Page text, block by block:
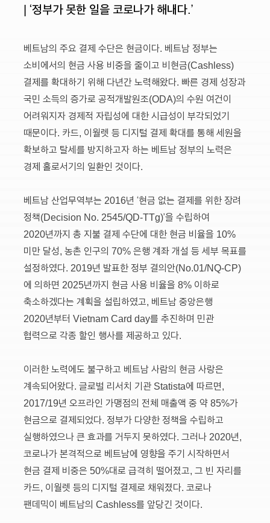
| ‘정부가 못한 일을 코로나가 해내다.’
베트남의 주요 결제 수단은 현금이다. 베트남 정부는
소비에서의 현금 사용 비중을 줄이고 비현금(Cashless)
결제를 확대하기 위해 다년간 노력해왔다. 빠른 경제 성장과
국민 소득의 증가로 공적개발원조(ODA)의 수원 여건이
어려워지자 경제적 자립성에 대한 시급성이 부각되었기
때문이다. 카드, 이월렛 등 디지털 결제 확대를 통해 세원을
확보하고 탈세를 방지하고자 하는 베트남 정부의 노력은
경제 홀로서기의 일환인 것이다.
베트남 산업무역부는 2016년 ‘현금 없는 결제를 위한 장려
정책(Decision No. 2545/QD-TTg)’을 수립하여
2020년까지 총 지불 결제 수단에 대한 현금 비율을 10%
미만 달성, 농촌 인구의 70% 은행 계좌 개설 등 세부 목표를
설정하였다. 2019년 발표한 정부 결의안(No.01/NQ-CP)
에 의하면 2025년까지 현금 사용 비율을 8% 이하로
축소하겠다는 계획을 설립하였고, 베트남 중앙은행
2020년부터 Vietnam Card day를 추진하며 민관
협력으로 각종 할인 행사를 제공하고 있다.
이러한 노력에도 불구하고 베트남 사람의 현금 사랑은
계속되어왔다. 글로벌 리서치 기관 Statista에 따르면,
2017/19년 오프라인 가맹점의 전체 매출액 중 약 85%가
현금으로 결제되었다. 정부가 다양한 정책을 수립하고
실행하였으나 큰 효과를 거두지 못하였다. 그러나 2020년,
코로나가 본격적으로 베트남에 영향을 주기 시작하면서
현금 결제 비중은 50%대로 급격히 떨어졌고, 그 빈 자리를
카드, 이월렛 등의 디지털 결제로 채워졌다. 코로나
팬데믹이 베트남의 Cashless를 앞당긴 것이다.